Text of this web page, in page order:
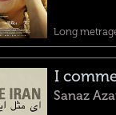
Long
I
Sanaz